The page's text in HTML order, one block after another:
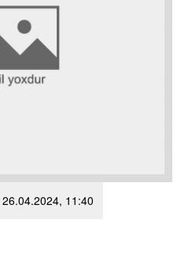
26.04.2024, 11:40